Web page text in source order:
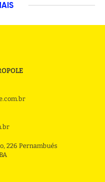
226 Pernambués